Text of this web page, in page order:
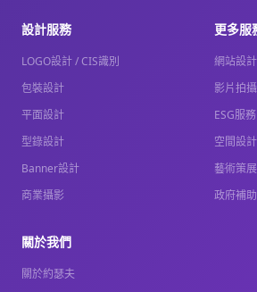
設計服務
LOGO設計 / CIS識別
包裝設計
平面設計
型錄設計
Banner設計
商業攝影
更多服
網站設計
影片拍攝
ESG服務
空間設計
藝術策展
政府補
關於我們
關於約瑟夫